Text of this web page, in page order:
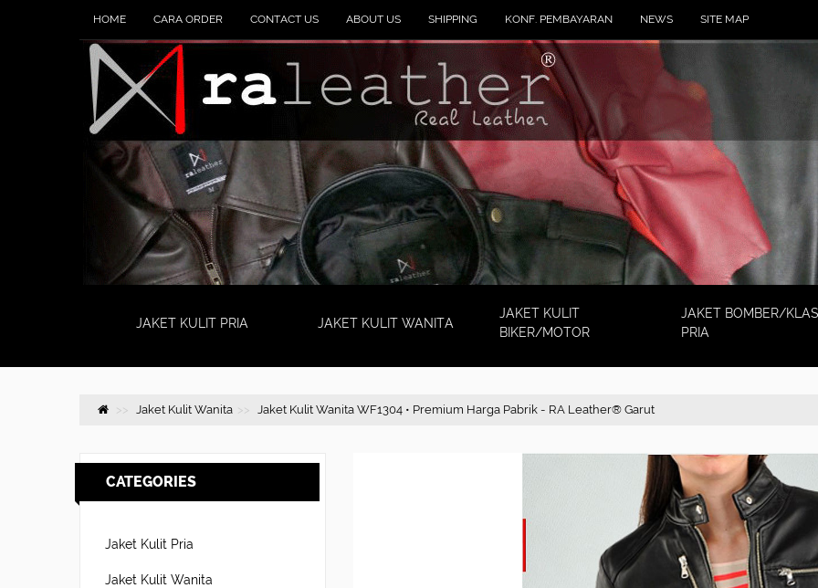
HOME CARA ORDER CONTACT US ABOUT US SHIPPING KONF. PEMBAYARAN NEWS SITE MAP
JAKET KULIT PRIA JAKET KULIT WANITA
JAKET KULIT
BIKER/MOTOR
JAKET BOMBER/
PRIA
Jaket Kulit Wanita Jaket Kulit Wanita WF1304 • Premium Harga Pabrik - RA Leather® Garut
CATEGORIES
Jaket Kulit Pria
Jaket Kulit Wanita